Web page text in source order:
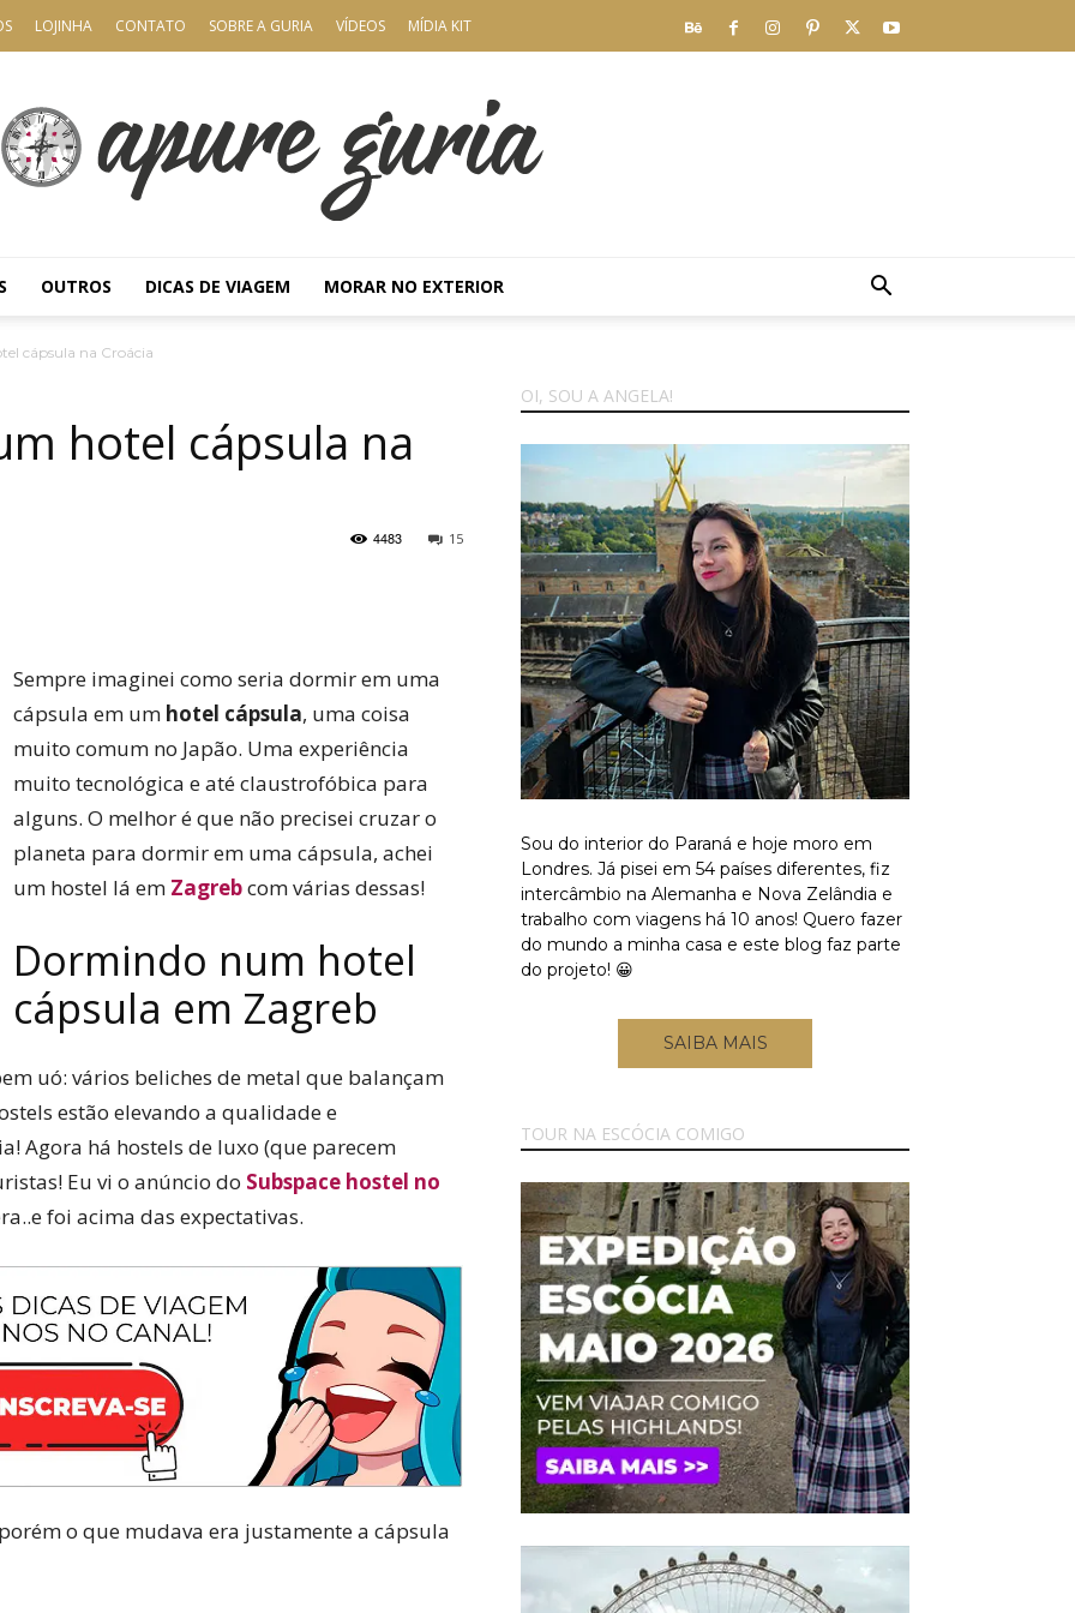
LOJINHA CONTATO SOBRE A GURIA VÍDEOS MÍDIA KIT
OUTROS DICAS DE VIAGEM MORAR NO EXTERIOR
cápsula na Croácia
hotel cápsula na
15
4483
Sempre imaginei como seria dormir em uma
cápsula em um hotel cápsula, uma coisa
muito comum no Japão. Uma experiência
muito tecnológica e até claustrofóbica para
alguns. O melhor é que não precisei cruzar o
planeta para dormir em uma cápsula, achei
um hostel lá em Zagrebcom várias dessas!
Dormindo num hotel
cápsula em Zagreb
uó: vários beliches de metal que balançam
estão elevando a qualidade e
Agora há hostels de luxo (que parecem
Eu vi o anúncio do Subspace hostel no
foi acima das expectativas.
o que mudava era justamente a cápsula
OI, SOU A ANGELA!
Sou do interior do Paraná e hoje moro em
Londres. Já pisei em 54 países diferentes, fiz
intercâmbio na Alemanha e Nova Zelândia e
trabalho com viagens há 10 anos! Quero fazer
do mundo a minha casa e este blog faz parte
do projeto! 😀
SAIBA MAIS
TOUR NA ESCÓCIA COMIGO